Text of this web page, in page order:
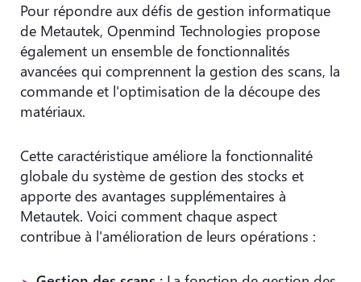
Pour répondre aux défis de gestion informatique
de Metautek, Openmind Technologies propose
également un ensemble de fonctionnalités
avancées qui comprennent la gestion des scans, la
commande et l'optimisation de la découpe des
matériaux.
Cette caractéristique améliore la fonctionnalité
globale du système de gestion des stocks et
apporte des avantages supplémentaires à
Metautek. Voici comment chaque aspect
contribue à l'amélioration de leurs opérations :